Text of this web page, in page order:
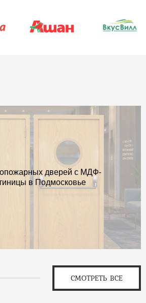
дверей с МДФ-
в Подмосковье
СМОТРЕТЬ ВСЕ